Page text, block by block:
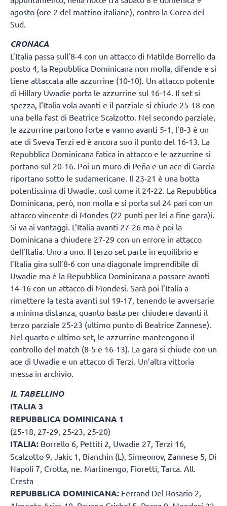
agosto (ore 2 del mattino italiane), contro la Corea del
Sud.
CRONACA
L’Italia passa sull’8-4 con un attacco di Matilde Borrello da
posto 4, la Repubblica Dominicana non molla, difende e si
tiene attaccata alle azzurrine (10-10). Un attacco potente
di Hillary Uwadie porta le azzurrine sul 16-14. Il set si
spezza, l’Italia vola avanti e il parziale si chiude 25-18 con
una bella fast di Beatrice Scalzotto. Nel secondo parziale,
le azzurrine partono forte e vanno avanti 5-1, l’8-3 è un
ace di Sveva Terzi ed è ancora suo il punto del 16-13. La
Repubblica Dominicana fatica in attacco e le azzurrine si
portano sul 20-16. Poi un muro di Peña e un ace di Garcia
riportano sotto le sudamericane. Il 23-21 è una botta
potentissima di Uwadie, così come il 24-22. La Repubblica
Dominicana, però, non molla e si porta sul 24 pari con un
attacco vincente di Mondes (22 punti per lei a fine gara)i.
Si va ai vantaggi. L’Italia avanti 27-26 ma è poi la
Dominicana a chiudere 27-29 con un errore in attacco
dell’Italia. Uno a uno. Il terzo set parte in equilibrio e
l’Italia gira sull’8-6 con una diagonale imprendibile di
Uwadie ma è la Repubblica Dominicana a passare avanti
14-16 con un attacco di Mondesi. Sarà poi l’Italia a
rimettere la testa avanti sul 19-17, tenendo le avversarie
a minima distanza, quanto basta per chiudere davanti il
terzo parziale 25-23 (ultimo punto di Beatrice Zannese).
Nel quarto e ultimo set, le azzurrine mantengono il
controllo del match (8-5 e 16-13). La gara si chiude con un
ace di Uwadie e un attacco di Terzi. Un’altra vittoria
messa in archivio.
IL TABELLINO
ITALIA 3
REPUBBLICA DOMINICANA 1
(25-18, 27-29, 25-23, 25-20)
ITALIA: Borrello 6, Pettiti 2, Uwadie 27, Terzi 16,
Scalzotto 9, Jakic 1, Bianchin (L), Simeonov, Zannese 5, Di
Napoli 7, Crotta, ne. Martinengo, Fioretti, Tarca. All.
Cresta
REPUBBLICA DOMINICANA: Ferrand Del Rosario 2,